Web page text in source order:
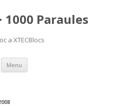
1000 Paraules
a XTECBlocs
Menu Skip
content